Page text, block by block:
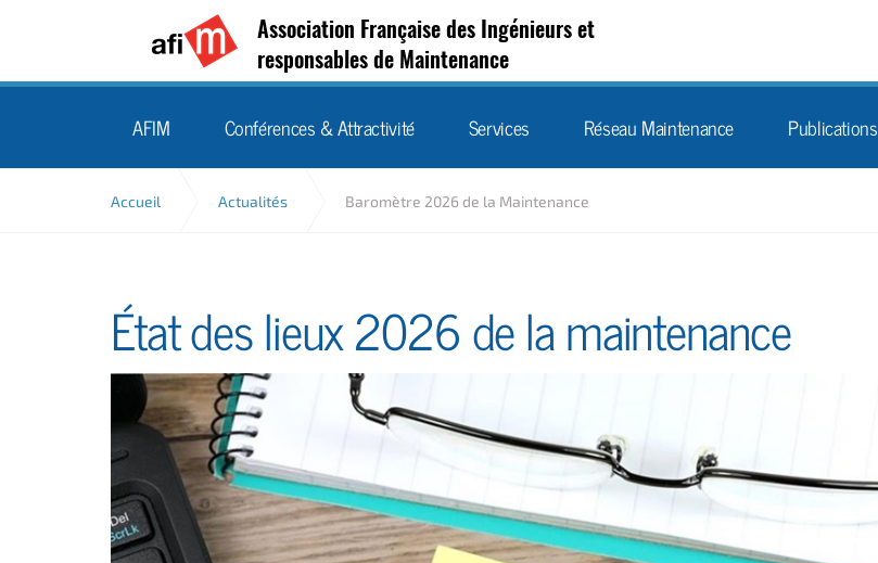
Association Française des Ingénieurs et
responsables de Maintenance
AFIM Conférences & Attractivité Services Réseau Maintenance Publications
Accueil Actualités Baromètre 2026 de la Maintenance
État des lieux 2026 de la maintenance